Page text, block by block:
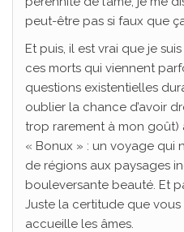
peut-être pas si faux que
Et puis, il est vrai que je
ces morts qui viennent
questions existentielles
oublier la chance d’avoir
trop rarement à mon goût)
« Bonux » : un voyage qui
de régions aux paysages
bouleversante beauté. Et
Juste la certitude que vous
accueille les âmes.